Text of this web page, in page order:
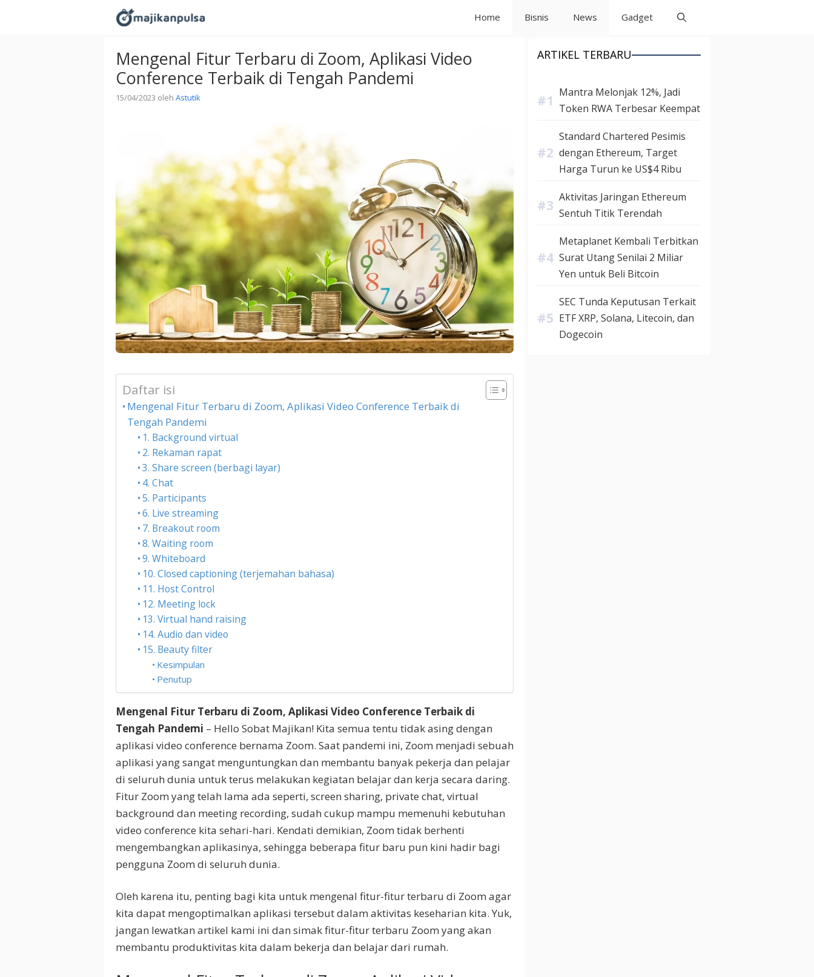
Home Bisnis News Gadget
Mengenal Fitur Terbaru di Zoom, Aplikasi Video
Conference Terbaik di Tengah Pandemi
15/04/2023 oleh Astutik
Daftar isi
Mengenal Fitur Terbaru di Zoom, Aplikasi Video Conference Terbaik di
Tengah Pandemi
1. Background virtual
2. Rekaman rapat
3. Share screen (berbagi layar)
4. Chat
5. Participants
6. Live streaming
7. Breakout room
8. Waiting room
9. Whiteboard
10. Closed captioning (terjemahan bahasa)
11. Host Control
12. Meeting lock
13. Virtual hand raising
14. Audio dan video
15. Beauty filter
Kesimpulan
Penutup
Mengenal Fitur Terbaru di Zoom, Aplikasi Video Conference Terbaik di
Tengah Pandemi – Hello Sobat Majikan! Kita semua tentu tidak asing dengan
aplikasi video conference bernama Zoom. Saat pandemi ini, Zoom menjadi sebuah
aplikasi yang sangat menguntungkan dan membantu banyak pekerja dan pelajar
di seluruh dunia untuk terus melakukan kegiatan belajar dan kerja secara daring.
Fitur Zoom yang telah lama ada seperti, screen sharing, private chat, virtual
background dan meeting recording, sudah cukup mampu memenuhi kebutuhan
video conference kita sehari-hari. Kendati demikian, Zoom tidak berhenti
mengembangkan aplikasinya, sehingga beberapa fitur baru pun kini hadir bagi
pengguna Zoom di seluruh dunia.
Oleh karena itu, penting bagi kita untuk mengenal fitur-fitur terbaru di Zoom agar
kita dapat mengoptimalkan aplikasi tersebut dalam aktivitas keseharian kita. Yuk,
jangan lewatkan artikel kami ini dan simak fitur-fitur terbaru Zoom yang akan
membantu produktivitas kita dalam bekerja dan belajar dari rumah.
ARTIKEL TERBARU
Mantra Melonjak 12%, Jadi
Token RWA Terbesar Keempat
Standard Chartered Pesimis
dengan Ethereum, Target
Harga Turun ke US$4 Ribu
Aktivitas Jaringan Ethereum
Sentuh Titik Terendah
Metaplanet Kembali Terbitkan
Surat Utang Senilai 2 Miliar
Yen untuk Beli Bitcoin
SEC Tunda Keputusan Terkait
ETF XRP, Solana, Litecoin, dan
Dogecoin